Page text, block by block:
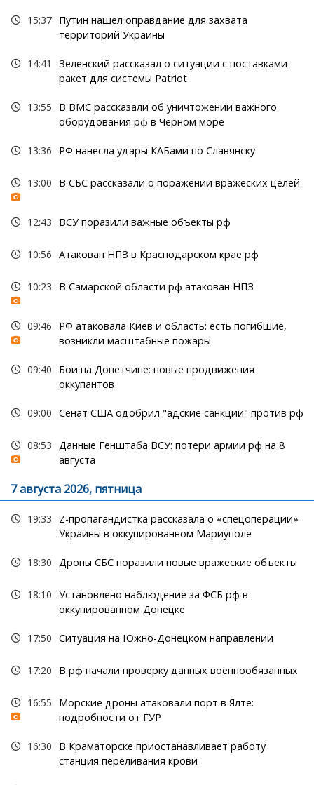
15:37 Путин нашел оправдание для захвата
территорий Украины
14:41
Зеленский рассказал о ситуации с поставками
ракет для системы Patriot
13:55
В ВМС рассказали об уничтожении важного
оборудования рф в Черном море
13:36 РФ нанесла удары КАБами по Славянску
13:00 В СБС рассказали о поражении вражеских целей
12:43 ВСУ поразили важные объекты рф
10:56 Атакован НПЗ в Краснодарском крае рф
10:23 В Самарской области рф атакован НПЗ
09:46
РФ атаковала Киев и область: есть погибшие,
возникли масштабные пожары
09:40
Бои на Донетчине: новые продвижения
оккупантов
09:00 Сенат США одобрил "адские санкции" против рф
08:53 Данные Генштаба ВСУ: потери армии рф на 8
августа
7 августа 2026, пятница
19:33
Z-пропагандистка рассказала о «спецоперации»
Украины в оккупированном Мариуполе
18:30 Дроны СБС поразили новые вражеские объекты
18:10 Установлено наблюдение за ФСБ рф в
оккупированном Донецке
17:50 Ситуация на Южно-Донецком направлении
17:20 В рф начали проверку данных военнообязанных
16:55
Морские дроны атаковали порт в Ялте:
подробности от ГУР
16:30
В Краматорске приостанавливает работу
станция переливания крови